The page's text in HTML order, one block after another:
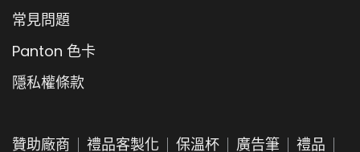
常見問題
Panton 色卡
隱私權條款
贊助廠商 禮品客製化 保溫杯 廣告筆 禮品